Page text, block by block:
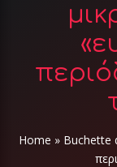
Home » Buchette